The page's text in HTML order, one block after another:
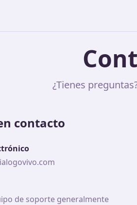
¿Tienes
contacto
de soporte generalmente